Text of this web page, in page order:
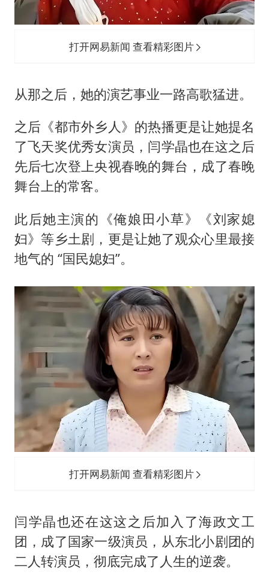
打开网易新闻 查看精彩图片
从那之后，她的演艺事业一路高歌猛进。
之后《都市外乡人》的热播更是让她提名
了飞天奖优秀女演员，闫学晶也在这之后
先后七次登上央视春晚的舞台，成了春晚
舞台上的常客。
此后她主演的《俺娘田小草》《刘家媳
妇》等乡土剧，更是让她了观众心里最接
地气的 “国民媳妇”。
打开网易新闻 查看精彩图片
闫学晶也还在这这之后加入了海政文工
团，成了国家一级演员，从东北小剧团的
二人转演员，彻底完成了人生的逆袭。